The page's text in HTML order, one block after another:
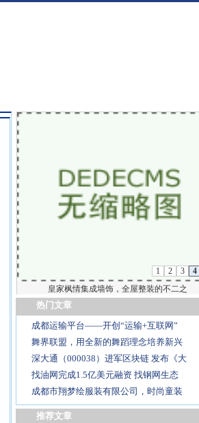
皇家枫情集成墙饰，全屋整装的不二之
1 2 3 4
热门文章
成都运输平台——开创“运输+互联网”
舞界联盟，用全新的舞蹈理念培养新兴
深大通（000038）进军区块链 发布《大
找油网完成1.5亿美元融资 找钢网生态
成都市翔梦绘服装有限公司，时尚童装
推荐文章